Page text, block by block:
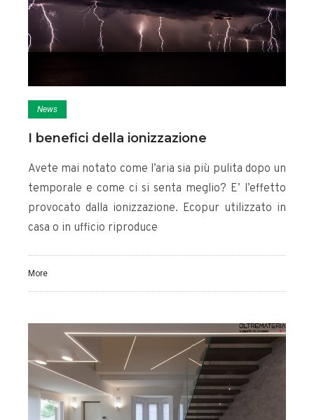
News
I benefici della ionizzazione
Avete mai notato come l’aria sia più pulita dopo un
temporale e come ci si senta meglio? E’ l’effetto
provocato dalla ionizzazione. Ecopur utilizzato in
casa o in ufficio riproduce
More